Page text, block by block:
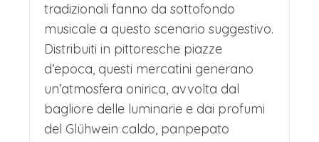
tradizionali fanno da sottofondo
musicale a questo scenario suggestivo.
Distribuiti in pittoresche piazze
d’epoca, questi mercatini generano
un’atmosfera onirica, avvolta dal
bagliore delle luminarie e dai profumi
del Glühwein caldo, panpepato